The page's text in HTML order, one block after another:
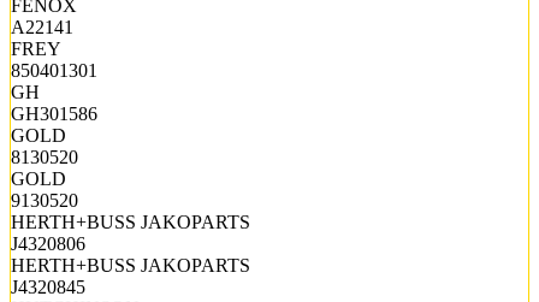
FENOX
A22141
FREY
850401301
GH
GH301586
GOLD
8130520
GOLD
9130520
HERTH+BUSS JAKOPARTS
J4320806
HERTH+BUSS JAKOPARTS
J4320845